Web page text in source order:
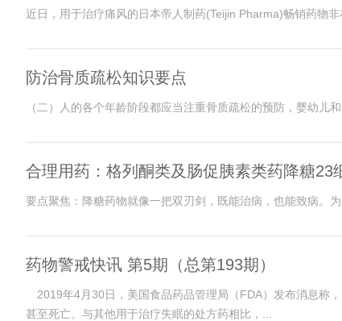
近日，用于治疗痛风的日本帝人制药(Teijin Pharma)畅销药物
防治骨质疏松知识要点
（二）人的各个年龄阶段都应当注重骨质疏松的预防，婴幼儿
合理用药：格列酮类及肠促胰素类药降糖23
要点聚焦：降糖药物就像一把双刃剑，既能治病，也能致病。
药物警戒快讯 第5期（总第193期）
2019年4月30日，美国食品药品管理局（FDA）发布消息称
甚至死亡。与其他用于治疗失眠的处方药相比，...